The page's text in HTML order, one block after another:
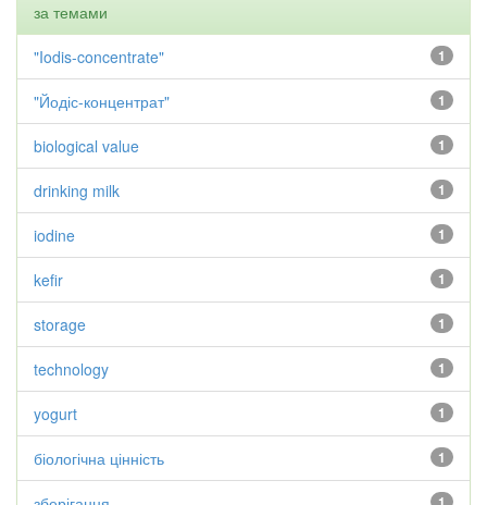
за темами
1
"Iodis-concentrate"
1
"Йодіс-концентрат"
1
biological value
1
drinking milk
1
iodine
1
kefir
1
storage
1
technology
1
yogurt
1
біологічна цінність